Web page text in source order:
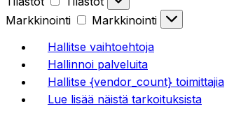
Markkinointi
Markkinointi
Hallitse vaihtoehtoja
Hallinnoi palveluita
Hallitse {vendor_count} toimittajia
Lue lisää näistä tarkoituksista